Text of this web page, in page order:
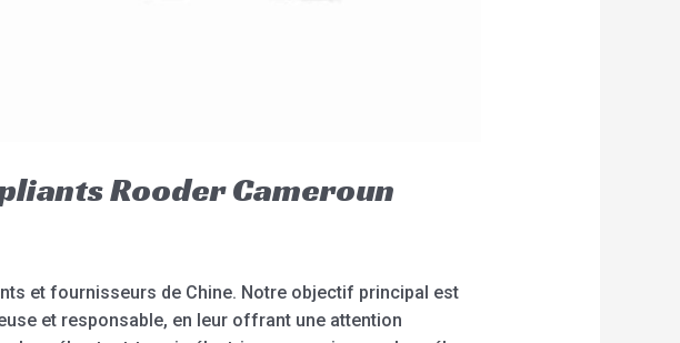
Rooder Cameroun
et fournisseurs de Chine. Notre objectif principal est
et responsable, en leur offrant une attention